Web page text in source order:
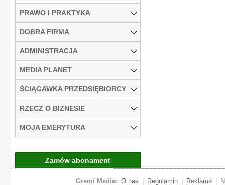
PRAWO I PRAKTYKA
DOBRA FIRMA
ADMINISTRACJA
MEDIA PLANET
ŚCIĄGAWKA PRZEDSIĘBIORCY
RZECZ O BIZNESIE
MOJA EMERYTURA
Zamów abonament
Gremi Media: O nas Regulamin Reklama